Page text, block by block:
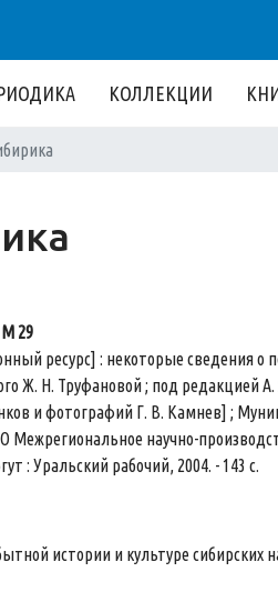
КОЛЛЕКЦИИ
М 29
ресурс] : некоторые сведения
Ж. Н. Труфановой ; под редакцией
и фотографий Г. В. Камнев] ;
Межрегиональное научно-
: Уральский рабочий, 2004. - 143 с.
истории и культуре сибирских